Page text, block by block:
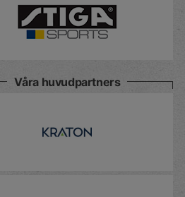
Våra huvudpartners